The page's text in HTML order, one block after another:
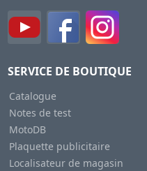
SERVICE DE BOUTIQUE
Catalogue
Notes de test
MotoDB
Plaquette publicitaire
Localisateur de magasin